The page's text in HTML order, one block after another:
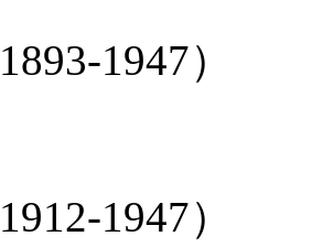
1947）
1947）